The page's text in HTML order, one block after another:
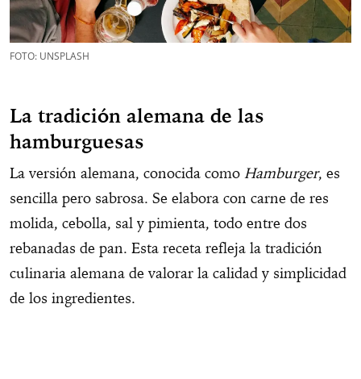
FOTO: UNSPLASH
La tradición alemana de las
hamburguesas
La versión alemana, conocida como Hamburger, es
sencilla pero sabrosa. Se elabora con carne de res
molida, cebolla, sal y pimienta, todo entre dos
rebanadas de pan. Esta receta refleja la tradición
culinaria alemana de valorar la calidad y simplicidad
de los ingredientes.